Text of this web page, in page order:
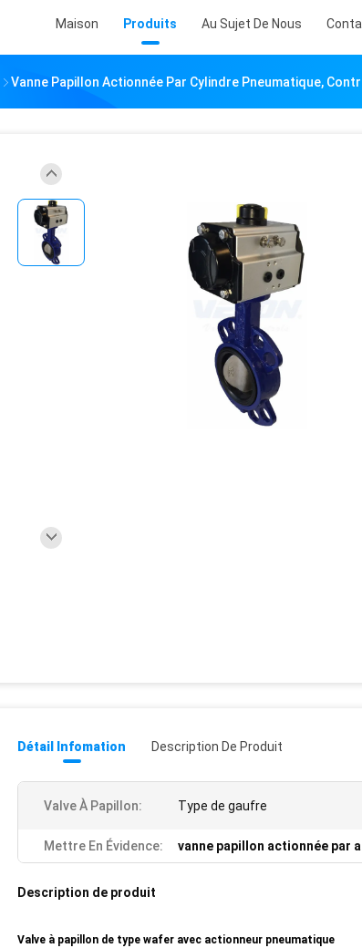
Maison Produits Au Sujet De Nous
Vanne Papillon Actionnée Par Cylindre Pneumatique,
Détail Infomation Description De Produit
Valve À Papillon: Type de gaufre
Mettre En Évidence: vanne papillon actionnée par
Description de produit
Valve à papillon de type wafer avec actionneur pneumatique